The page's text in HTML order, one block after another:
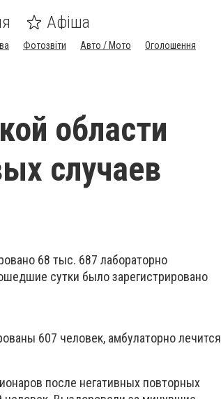
Афіша
Фотозвіти Авто / Мото Оголошення
области
случаев
68 тыс. 687 лабораторно
сутки было зарегистрировано
607 человек, амбулаторно лечится
после негативных повторных